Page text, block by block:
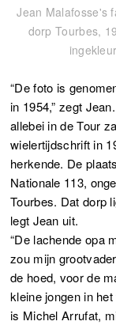
Jean Malafosse's
dorp Tourbes,
“De foto is
in 1954,” zegt
allebei in de Tour
wielertijdschrift in
herkende. De
Nationale 113,
Tourbes. Dat dorp
legt Jean uit.
“De lachende opa
zou mijn
de hoed, voor de
kleine jongen in
is Michel Arrufat,